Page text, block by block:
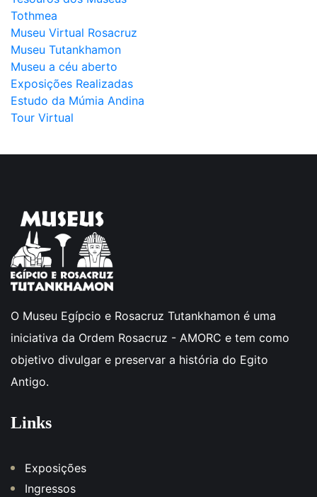
Tothmea
Museu Virtual Rosacruz
Museu Tutankhamon
Museu a céu aberto
Exposições Realizadas
Estudo da Múmia Andina
Tour Virtual
O Museu Egípcio e Rosacruz Tutankhamon é uma
iniciativa da Ordem Rosacruz - AMORC e tem como
objetivo divulgar e preservar a história do Egito
Antigo.
Links
Exposições
Ingressos